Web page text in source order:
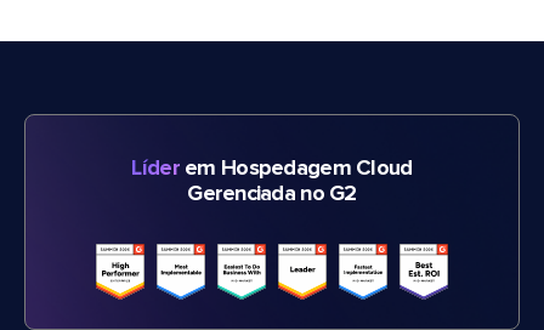
Líderem Hospedagem Cloud
Gerenciada no G2